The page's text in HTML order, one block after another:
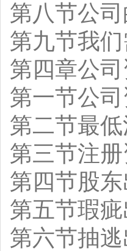
第八节公
第九节我
第四章公
第一节公
第二节最
第三节注
第四节股
第五节瑕
第六节抽